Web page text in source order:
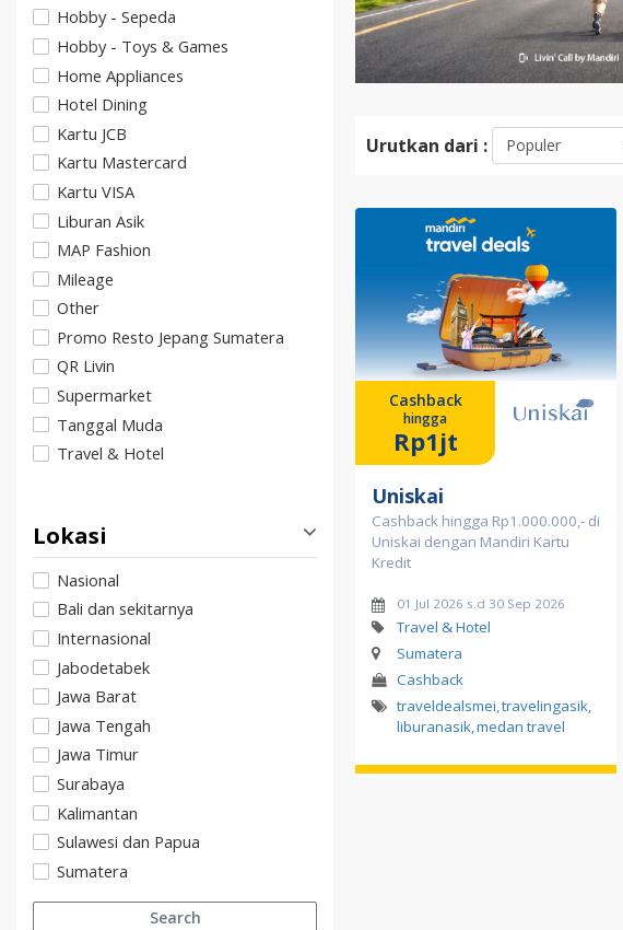
Hobby - Sepeda
Hobby - Toys & Games
Home Appliances
Hotel Dining
Kartu JCB
Kartu Mastercard
Kartu VISA
Liburan Asik
MAP Fashion
Mileage
Other
Promo Resto Jepang Sumatera
QR Livin
Supermarket
Tanggal Muda
Travel & Hotel
Lokasi
Nasional
Bali dan sekitarnya
Internasional
Jabodetabek
Jawa Barat
Jawa Tengah
Jawa Timur
Surabaya
Kalimantan
Sulawesi dan Papua
Sumatera
Search
Urutkan dari :
Cashback
hingga
Rp1jt
Uniskai
Cashback hingga Rp1.000.000,- di
Uniskai dengan Mandiri Kartu
Kredit
01 Jul 2026 s.d 30 Sep 2026
Travel & Hotel
Sumatera
Cashback
traveldealsmei,travelingasik,
liburanasik,medan travel